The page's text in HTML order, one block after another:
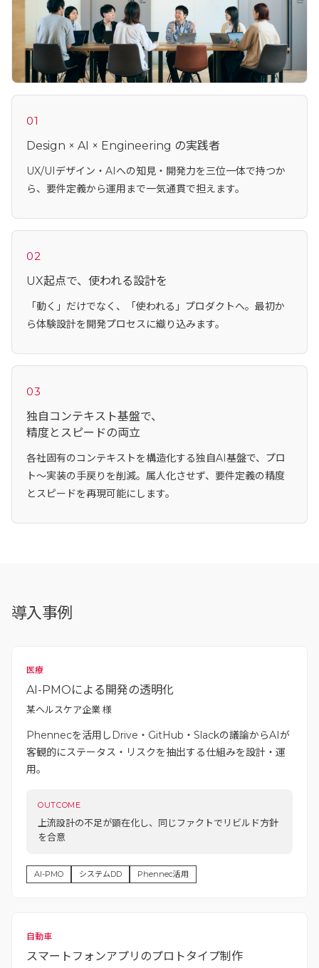
01
Design × AI × Engineering の実践者
UX/UIデザイン・AIへの知見・開発力を三位一体で持つか
ら、要件定義から運用まで一気通貫で担えます。
02
UX起点で、使われる設計を
「動く」だけでなく、「使われる」プロダクトへ。最初か
ら体験設計を開発プロセスに織り込みます。
03
独自コンテキスト基盤で、
精度とスピードの両立
各社固有のコンテキストを構造化する独自AI基盤で、プロ
ト〜実装の手戻りを削減。属人化させず、要件定義の精度
とスピードを再現可能にします。
導入事例
医療
AI-PMOによる開発の透明化
某ヘルスケア企業 様
Phennecを活用しDrive・GitHub・Slackの議論からAIが
客観的にステータス・リスクを抽出する仕組みを設計・運
用。
OUTCOME
上流設計の不足が顕在化し、同じファクトでリビルド方針
を合意
AI-PMO システムDD Phennec活用
自動車
スマートフォンアプリのプロトタイプ制作